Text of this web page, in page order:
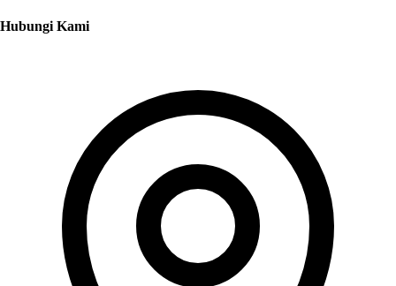
Hubungi Kami